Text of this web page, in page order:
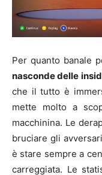
Per quanto banale
nasconde delle
che il tutto è
mette molto a
macchinina. Le
bruciare gli
è stare sempre a
carreggiata. Le